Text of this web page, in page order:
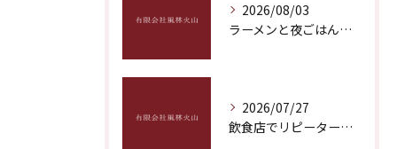
2026/08/03
ラーメンと夜ごはんに最適な福岡県福岡市博多区飯塚市おすすめ深夜営業ガイド
2026/07/27
飲食店でリピーター獲得を実現する具体策と成功のポイントを徹底解説